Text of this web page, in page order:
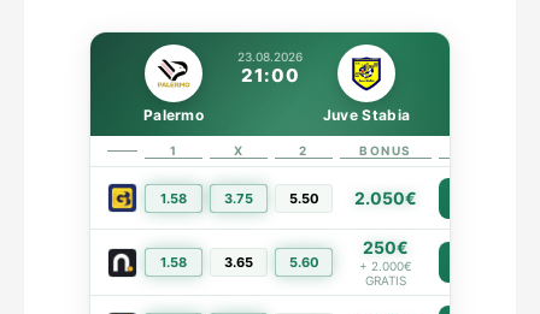
23.08.2026
21:00
Palermo Juve Stabia
1 X 2 BONUS
1.58 3.75 5.50 2.050€
1.58 3.65 5.60
250€
+ 2.000€
GRATIS